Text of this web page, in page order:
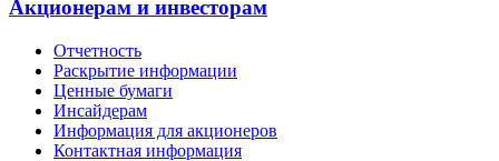
Акционерам и инвесторам
Отчетность
Раскрытие информации
Ценные бумаги
Инсайдерам
Информация для акционеров
Контактная информация